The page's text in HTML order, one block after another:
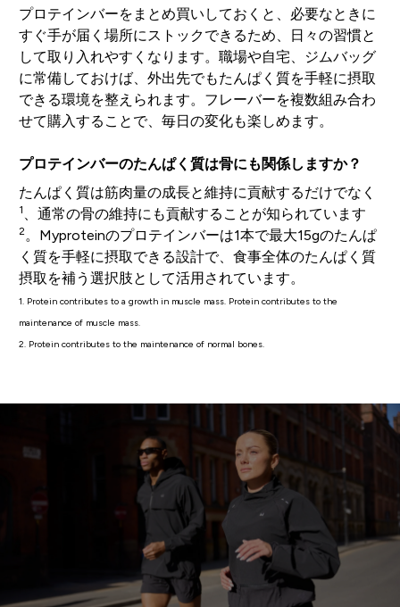
プロテインバーをまとめ買いしておくと、必要なときに
すぐ手が届く場所にストックできるため、日々の習慣と
して取り入れやすくなります。職場や自宅、ジムバッグ
に常備しておけば、外出先でもたんぱく質を手軽に摂取
できる環境を整えられます。フレーバーを複数組み合わ
せて購入することで、毎日の変化も楽しめます。
プロテインバーのたんぱく質は骨にも関係しますか？
たんぱく質は筋肉量の成長と維持に貢献するだけでなく
1 、通常の骨の維持にも貢献することが知られています
2。Myproteinのプロテインバーは1本で最大15gのたんぱ
く質を手軽に摂取できる設計で、食事全体のたんぱく質
摂取を補う選択肢として活用されています。
1. Protein contributes to a growth in muscle mass. Protein contributes to the
maintenance of muscle mass.
2. Protein contributes to the maintenance of normal bones.